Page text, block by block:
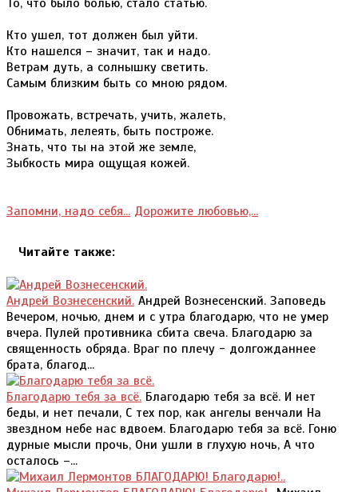
Кто ушел, тот должен был уйти.
Кто нашелся – значит, так и надо.
Ветрам дуть, а солнышку светить.
Самым близким быть со мною рядом.
Провожать, встречать, учить, жалеть,
Обнимать, лелеять, быть построже.
Знать, что ты на этой же земле,
Зыбкость мира ощущая кожей.
Запомни, надо себя... Дорожите любовью,...
Читайте также:
Андрей Вознесенский. Андрей Вознесенский. Заповедь
Вечером, ночью, днем и с утра благодарю, что не умер
вчера. Пулей противника сбита свеча. Благодарю за
священность обряда. Враг по плечу - долгожданнее
брата, благод...
Благодарю тебя за всё. Благодарю тебя за всё. И нет
беды, и нет печали, С тех пор, как ангелы венчали На
звездном небе нас вдвоем. Благодарю тебя за всё. Гоню
дурные мысли прочь, Они ушли в глухую ночь, А что
осталось –...